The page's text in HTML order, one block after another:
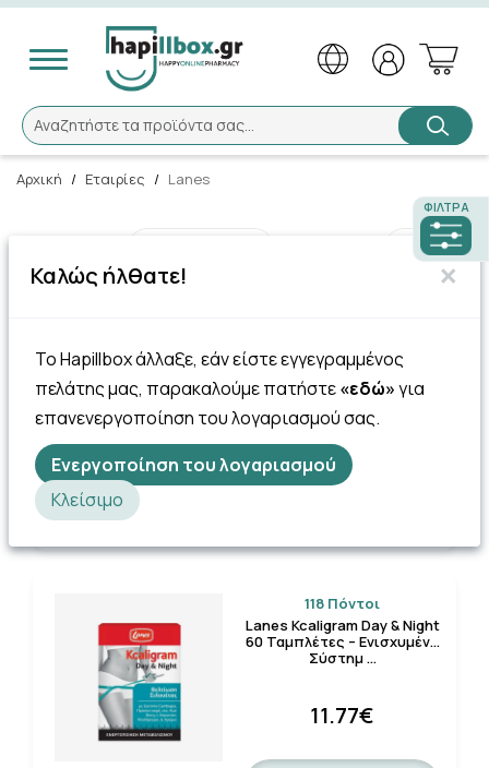
Αναζητήστε τα προϊόντα σας...
Αναζήτηση
Αρχική / Εταιρίες / Lanes
ΦΊΛΤΡΑ
Βιταμίνες Β,C,E –
Ηλεκτρολύτες Με γεύση …
5.88€
118 Πόντοι
Lanes Kcaligram Day & Night
60 Ταμπλέτες – Ενισχυμένο
Σύστημ …
11.77€
Καλώς ήλθατε! ×
Το Hapillbox άλλαξε, εάν είστε εγγεγραμμένος
πελάτης μας, παρακαλούμε πατήστε«εδώ»για
επανενεργοποίηση του λογαριασμού σας.
Ενεργοποίηση του λογαριασμού
Κλείσιμο